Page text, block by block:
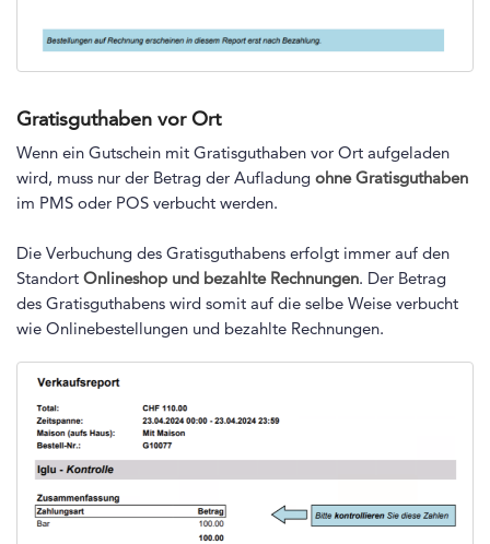
Gratisguthaben vor Ort
Wenn ein Gutschein mit Gratisguthaben vor Ort aufgeladen
wird, muss nur der Betrag der Aufladung ohne Gratisguthaben
im PMS oder POS verbucht werden.
Die Verbuchung des Gratisguthabens erfolgt immer auf den
Standort Onlineshop und bezahlte Rechnungen. Der Betrag
des Gratisguthabens wird somit auf die selbe Weise verbucht
wie Onlinebestellungen und bezahlte Rechnungen.